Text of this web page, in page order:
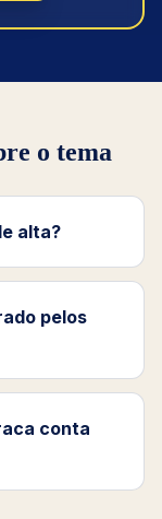
o tema
alta?
pelos
conta